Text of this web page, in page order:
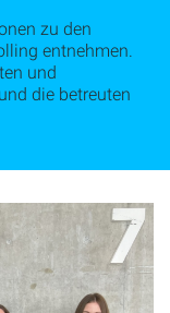
zu den
entnehmen.
und
die betreuten